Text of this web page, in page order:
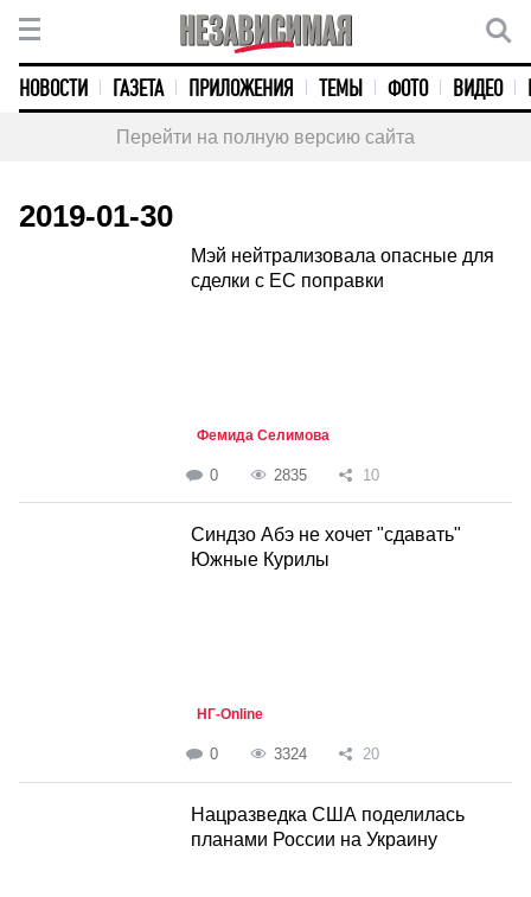
НОВОСТИ ГАЗЕТА ПРИЛОЖЕНИЯ ТЕМЫ ФОТО ВИДЕО
Перейти на полную версию сайта
2019-01-30
Мэй нейтрализовала опасные для
сделки с ЕС поправки
Фемида Селимова
0 2835 10
Синдзо Абэ не хочет "сдавать"
Южные Курилы
НГ-Online
0 3324 20
Нацразведка США поделилась
планами России на Украину